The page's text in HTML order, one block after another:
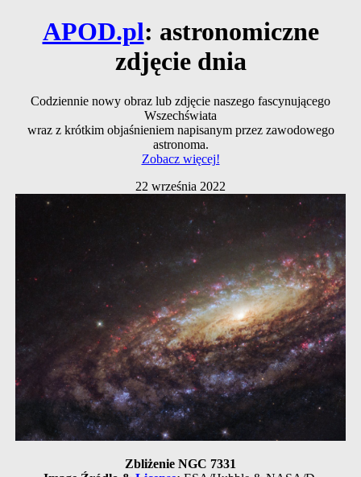
APOD.pl: astronomiczne
zdjęcie dnia
Codziennie nowy obraz lub zdjęcie naszego fascynującego
Wszechświata
wraz z krótkim objaśnieniem napisanym przez zawodowego
astronoma.
Zobacz więcej!
22 września 2022
Zbliżenie NGC 7331